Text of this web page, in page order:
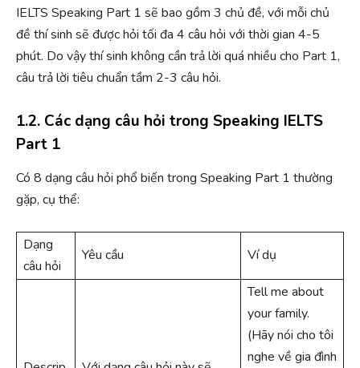
IELTS Speaking Part 1 sẽ bao gồm 3 chủ đề, với mỗi chủ
đề thí sinh sẽ được hỏi tối đa 4 câu hỏi với thời gian 4-5
phút. Do vậy thí sinh không cần trả lời quá nhiều cho Part 1,
câu trả lời tiêu chuẩn tầm 2-3 câu hỏi.
1.2. Các dạng câu hỏi trong Speaking IELTS
Part 1
Có 8 dạng câu hỏi phổ biến trong Speaking Part 1 thường
gặp, cụ thể:
Dạng
câu hỏi
Yêu cầu Ví dụ
Tell me about
your family.
(Hãy nói cho tôi
nghe về gia đình